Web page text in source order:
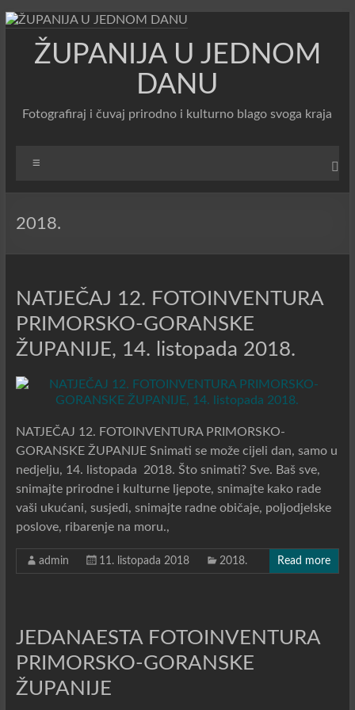
Skip
contentŽUPANIJA U JEDNOM
DANU
Fotografiraj i čuvaj prirodno i kulturno blago svoga kraja
2018.
NATJEČAJ 12. FOTOINVENTURA
PRIMORSKO-GORANSKE
ŽUPANIJE, 14. listopada 2018.
NATJEČAJ 12. FOTOINVENTURA PRIMORSKO-
GORANSKE ŽUPANIJE Snimati se može cijeli dan, samo u
nedjelju, 14. listopada 2018. Što snimati? Sve. Baš sve,
snimajte prirodne i kulturne ljepote, snimajte kako rade
vaši ukućani, susjedi, snimajte radne običaje, poljodjelske
poslove, ribarenje na moru.,
admin 11. listopada 2018 2018. Read more
JEDANAESTA FOTOINVENTURA
PRIMORSKO-GORANSKE
ŽUPANIJE